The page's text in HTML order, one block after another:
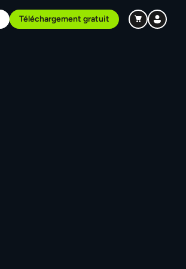
Téléchargement gratuit